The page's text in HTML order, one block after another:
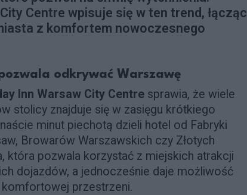
Centre wpisuje się w ten trend, łącząc
z komfortem nowoczesnego
odkrywać Warszawę
Inn Warsaw City Centre sprawia, że wiele
stolicy znajduje się w zasięgu krótkiego
minut piechotą dzieli hotel od Fabryki
Browarów Warszawskich czy Złotych
która pozwala korzystać z miejskich atrakcji
dojazdów, a jednocześnie daje możliwość
przestrzeni.